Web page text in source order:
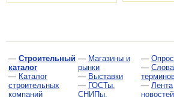
— Строительный
каталог
— Каталог
строительных
компаний
— Магазины и
рынки
— Выставки
— ГОСТы,
СНИПы,
—
—
— Лента